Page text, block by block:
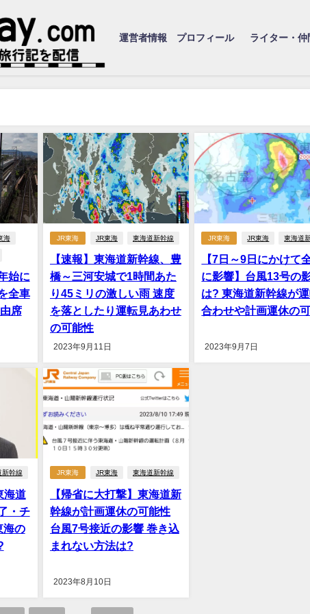
運営者情報 プロフィール ライター・
海
始に
全車
席
JR東海 JR東海 東海道新幹線
【速報】東海道新幹線、豊
橋～三河安城で1時間あた
り45ミリの激しい雨 速度
を落としたり運転見あわせ
の可能性
2023年9月11日
JR東海 JR東海 東海道
【7日～9日にかけて
に影響】台風13号の
は? 東海道新幹線が
合わせや計画運休の
2023年9月7日
新幹線
海道
・チ
海の
JR東海 JR東海 東海道新幹線
【帰省に大打撃】東海道新
幹線が計画運休の可能性
台風7号接近の影響 巻き込
まれない方法は?
2023年8月10日